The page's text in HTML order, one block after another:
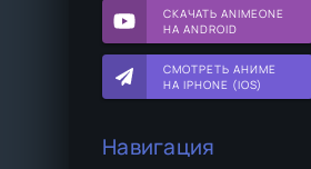
СКАЧАТЬ ANIMEONE
НА ANDROID
СМОТРЕТЬ АНИМЕ
НА IPHONE (IOS)
Навигация